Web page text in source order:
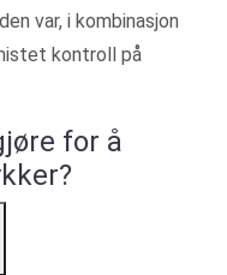
var, i kombinasjon
kontroll på
for å